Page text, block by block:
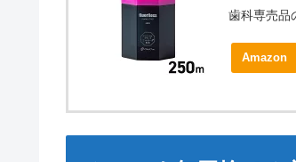
歯科専売品
Amazon